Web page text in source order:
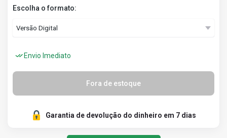
Escolha o formato:
Envio Imediato
Fora de estoque
Garantia de devolução do dinheiro em 7 dias